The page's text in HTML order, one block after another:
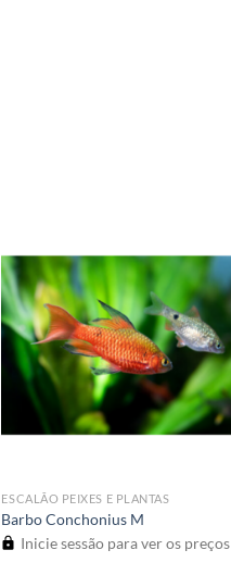
ESCALÃO PEIXES E PLANTAS
Barbo Conchonius M
Inicie sessão para ver os preços